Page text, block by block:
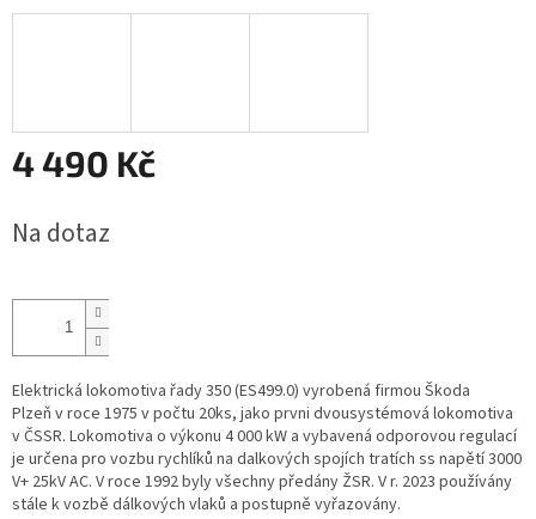
4 490 Kč
cena:
Na dotaz
Elektrická lokomotiva řady 350 (ES499.0) vyrobená firmou Škoda
Plzeň v roce 1975 v počtu 20ks, jako prvni dvousystémová lokomotiva
v ČSSR. Lokomotiva o výkonu 4 000 kW a vybavená odporovou regulací
je určena pro vozbu rychlíků na dalkových spojích tratích ss napětí 3000
V+ 25kV AC. V roce 1992 byly všechny předány ŽSR. V r. 2023 používány
stále k vozbě dálkových vlaků a postupně vyřazovány.